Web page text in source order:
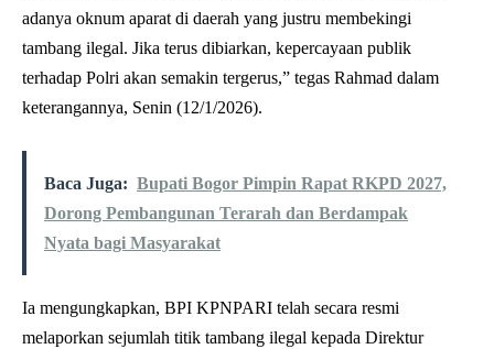
adanya oknum aparat di daerah yang justru membekingi
tambang ilegal. Jika terus dibiarkan, kepercayaan publik
terhadap Polri akan semakin tergerus,” tegas Rahmad dalam
keterangannya, Senin (12/1/2026).
Baca Juga: Bupati Bogor Pimpin Rapat RKPD 2027,
Dorong Pembangunan Terarah dan Berdampak
Nyata bagi Masyarakat
Ia mengungkapkan, BPI KPNPARI telah secara resmi
melaporkan sejumlah titik tambang ilegal kepada Direktur